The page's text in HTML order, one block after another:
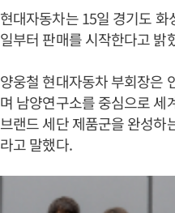
현대자동차는 15일 경기도
일부터 판매를 시작한다고 밝
양웅철 현대자동차 부회장은
며 남양연구소를 중심으로 세
브랜드 세단 제품군을 완성하
라고 말했다.